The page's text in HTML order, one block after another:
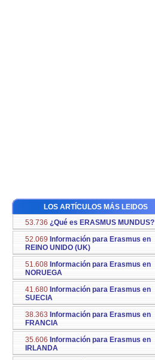
LOS ARTÍCULOS MÁS LEIDOS
53.736 ¿Qué es ERASMUS MUNDUS?
52.069 Información para Erasmus en
REINO UNIDO (UK)
51.608 Información para Erasmus en
NORUEGA
41.680 Información para Erasmus en
SUECIA
38.363 Información para Erasmus en
FRANCIA
35.606 Información para Erasmus en
IRLANDA